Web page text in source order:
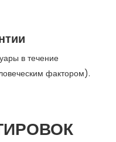
в течение
фактором).